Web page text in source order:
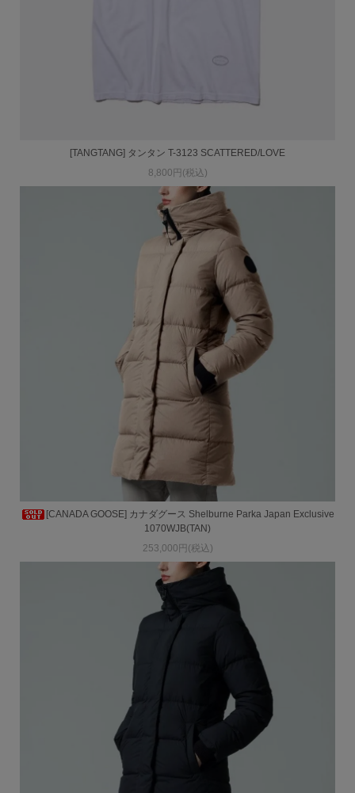
[TANGTANG] タンタン T-3123 SCATTERED/LOVE
8,800円(税込)
[CANADA GOOSE] カナダグース Shelburne Parka Japan Exclusive
1070WJB(TAN)
253,000円(税込)